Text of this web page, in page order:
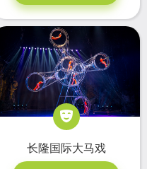
长隆国际大马戏